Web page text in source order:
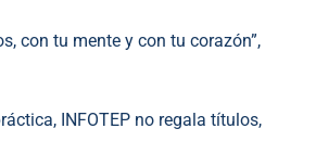
con tu mente y con tu corazón”,
INFOTEP no regala títulos,